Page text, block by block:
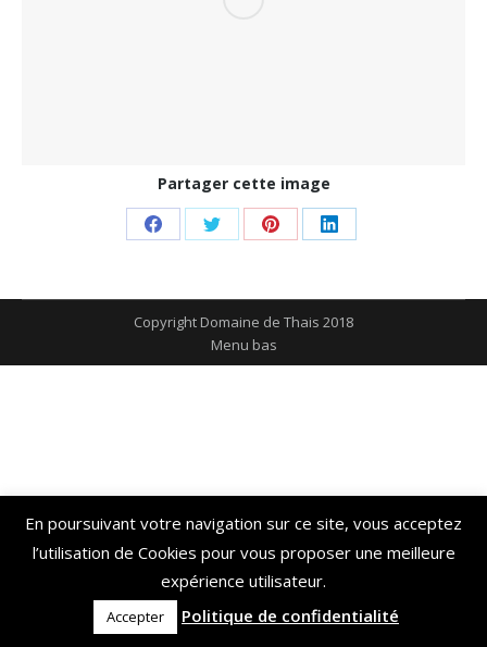
Partager cette image
Share
Facebook
Share
Twitter
Share
Pinterest
Share
LinkedIn
Copyright Domaine de Thais 2018
Menu bas
En poursuivant votre navigation sur ce site, vous acceptez
l’utilisation de Cookies pour vous proposer une meilleure
expérience utilisateur.
Accepter Politique de confidentialité